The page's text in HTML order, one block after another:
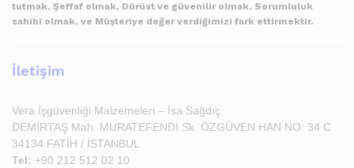
tutmak, Şeffaf olmak, Dürüst ve güvenilir olmak, Sorumluluk
sahibi olmak, ve Müşteriye değer verdiğimizi fark ettirmektir.
İletişim
Vera İşgüvenliği Malzemeleri – İsa Sağdıç
DEMİRTAŞ Mah. MURATEFENDİ Sk. ÖZGÜVEN HAN NO: 34 C
34134 FATİH / İSTANBUL
Tel: +90 212 512 02 10